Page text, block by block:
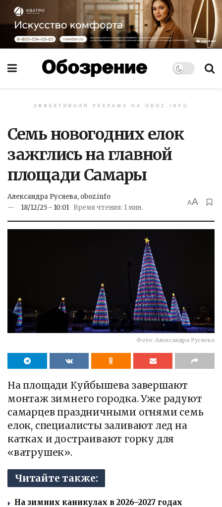
ЭФФЕКТИВНАЯ РЕКЛАМА НА OBOZ.INFO
Семь новогодних елок
зажглись на главной
площади Самары
Александра Русяева, oboz.info
18/12/25 - 10:01 Время чтения: 1 мин.
AA
Фото: Александра Русяева
На площади Куйбышева завершают
монтаж зимнего городка. Уже радуют
самарцев праздничными огнями семь
елок, специалисты заливают лед на
катках и достраивают горку для
«ватрушек».
Читайте также:
На зимних каникулах в 2026–2027 годах